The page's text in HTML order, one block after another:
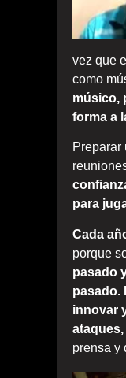
vez que
como
músico,
forma a
Preparar
para
Cada
porque
pasado
pasado.
innovar
prensa y